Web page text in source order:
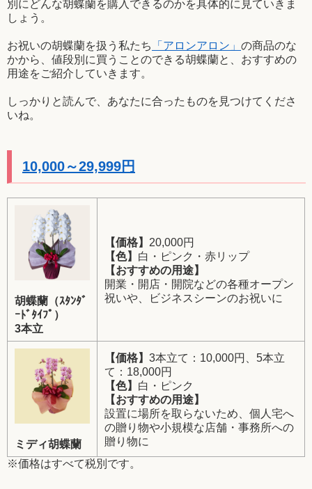
別にどんな胡蝶蘭を購入できるのかを具体的に見ていきま
しょう。
お祝いの胡蝶蘭を扱う私たち 「アロンアロン」 の商品のな
かから、値段別に買うことのできる胡蝶蘭と、おすすめの
用途をご紹介していきます。
しっかりと読んで、あなたに合ったものを見つけてくださ
いね。
10,000～29,999円
胡蝶蘭（ｽﾀﾝﾀﾞ
ｰﾄﾞﾀｲﾌﾟ）
3本立
【価格】 20,000円
【色】 白・ピンク・赤リップ
【おすすめの用途】
開業・開店・開院などの各種オープン
祝いや、ビジネスシーンのお祝いに
ミディ胡蝶蘭
【価格】 3本立て：10,000円、5本立
て：18,000円
【色】 白・ピンク
【おすすめの用途】
設置に場所を取らないため、個人宅へ
の贈り物や小規模な店舗・事務所への
贈り物に
※価格はすべて税別です。